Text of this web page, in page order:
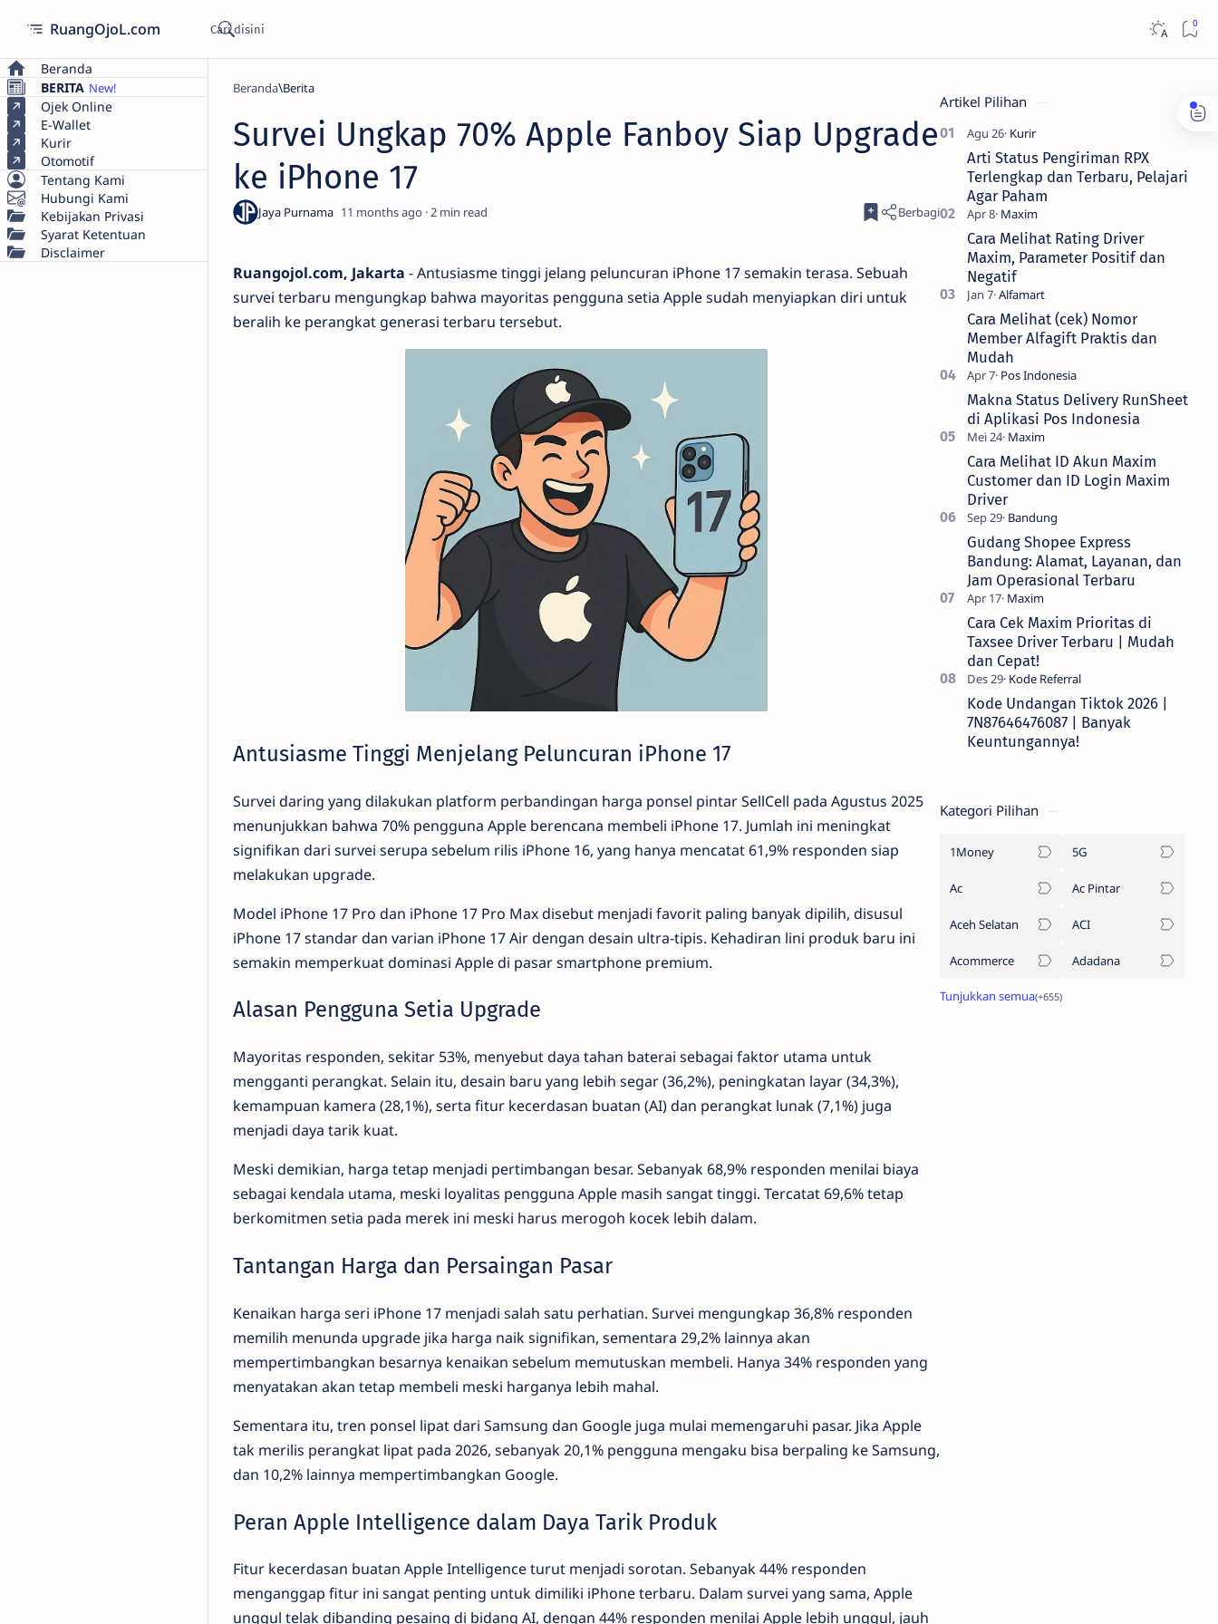
RuangOjoL.com
Beranda
BERITA
Ojek Online
E-Wallet
Kurir
Otomotif
Tentang Kami
Hubungi Kami
Kebijakan Privasi
Syarat Ketentuan
Disclaimer
Beranda Berita
Survei Ungkap 70% Apple Fanboy Siap Upgrade
ke iPhone 17
11 months ago 2
Ruangojol.com, Jakarta - Antusiasme tinggi jelang peluncuran iPhone 17 semakin terasa. Sebuah
survei terbaru mengungkap bahwa mayoritas pengguna setia Apple sudah menyiapkan diri untuk
beralih ke perangkat generasi terbaru tersebut.
Antusiasme Tinggi Menjelang Peluncuran iPhone 17
Survei daring yang dilakukan platform perbandingan harga ponsel pintar SellCell pada Agustus 2025
menunjukkan bahwa 70% pengguna Apple berencana membeli iPhone 17. Jumlah ini meningkat
signifikan dari survei serupa sebelum rilis iPhone 16, yang hanya mencatat 61,9% responden siap
melakukan upgrade.
Model iPhone 17 Pro dan iPhone 17 Pro Max disebut menjadi favorit paling banyak dipilih, disusul
iPhone 17 standar dan varian iPhone 17 Air dengan desain ultra-tipis. Kehadiran lini produk baru ini
semakin memperkuat dominasi Apple di pasar smartphone premium.
Alasan Pengguna Setia Upgrade
Mayoritas responden, sekitar 53%, menyebut daya tahan baterai sebagai faktor utama untuk
mengganti perangkat. Selain itu, desain baru yang lebih segar (36,2%), peningkatan layar (34,3%),
kemampuan kamera (28,1%), serta fitur kecerdasan buatan (AI) dan perangkat lunak (7,1%) juga
menjadi daya tarik kuat.
Meski demikian, harga tetap menjadi pertimbangan besar. Sebanyak 68,9% responden menilai biaya
sebagai kendala utama, meski loyalitas pengguna Apple masih sangat tinggi. Tercatat 69,6% tetap
berkomitmen setia pada merek ini meski harus merogoh kocek lebih dalam.
Tantangan Harga dan Persaingan Pasar
Kenaikan harga seri iPhone 17 menjadi salah satu perhatian. Survei mengungkap 36,8% responden
memilih menunda upgrade jika harga naik signifikan, sementara 29,2% lainnya akan
mempertimbangkan besarnya kenaikan sebelum memutuskan membeli. Hanya 34% responden yang
menyatakan akan tetap membeli meski harganya lebih mahal.
Sementara itu, tren ponsel lipat dari Samsung dan Google juga mulai memengaruhi pasar. Jika Apple
tak merilis perangkat lipat pada 2026, sebanyak 20,1% pengguna mengaku bisa berpaling ke Samsung,
dan 10,2% lainnya mempertimbangkan Google.
Peran Apple Intelligence dalam Daya Tarik Produk
Fitur kecerdasan buatan Apple Intelligence turut menjadi sorotan. Sebanyak 44% responden
menganggap fitur ini sangat penting untuk dimiliki iPhone terbaru. Dalam survei yang sama, Apple
unggul telak dibanding pesaing di bidang AI, dengan 44% responden menilai Apple lebih unggul, jauh
Artikel Pilihan
Arti Status Pengiriman RPX
Terlengkap dan Terbaru, Pelajari
Agar Paham
Cara Melihat Rating Driver
Maxim, Parameter Positif dan
Negatif
Cara Melihat (cek) Nomor
Member Alfagift Praktis dan
Mudah
Makna Status Delivery RunSheet
di Aplikasi Pos Indonesia
Cara Melihat ID Akun Maxim
Customer dan ID Login Maxim
Driver
Gudang Shopee Express
Bandung: Alamat, Layanan, dan
Jam Operasional Terbaru
Cara Cek Maxim Prioritas di
Taxsee Driver Terbaru | Mudah
dan Cepat!
Kode Undangan Tiktok 2026 |
7N87646476087 | Banyak
Keuntungannya!
Kategori Pilihan
1Money 5G
Ac Ac Pintar
Aceh Selatan ACI
Acommerce Adadana